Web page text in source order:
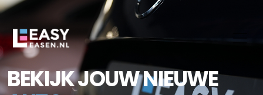
BEKIJK JOUW NIEUWE